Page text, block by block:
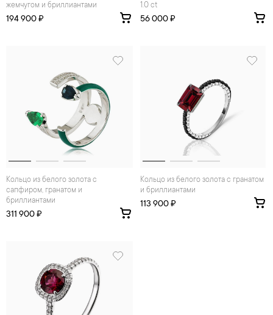
жемчугом и бриллиантами
194 900 ₽
1.0 ct
56 000 ₽
Кольцо из белого золота с
сапфиром, гранатом и
бриллиантами
311 900 ₽
Кольцо из белого золота с гранатом
и бриллиантами
113 900 ₽